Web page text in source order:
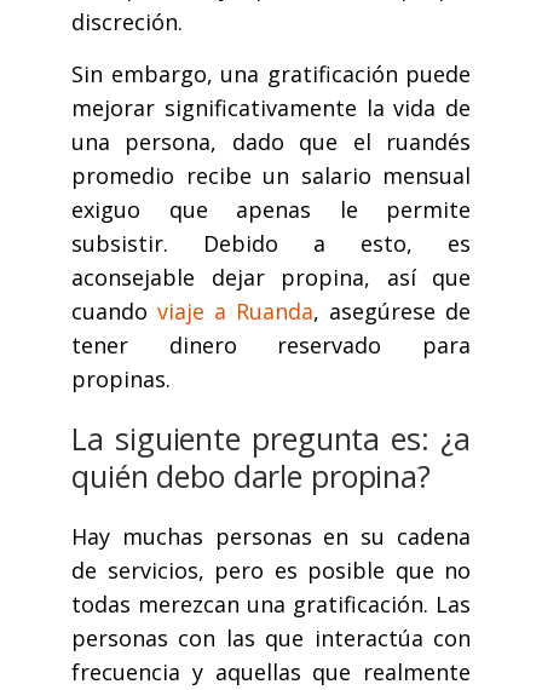
discreción.
Sin embargo, una gratificación puede
mejorar significativamente la vida de
una persona, dado que el ruandés
promedio recibe un salario mensual
exiguo que apenas le permite
subsistir. Debido a esto, es
aconsejable dejar propina, así que
cuando viaje a Ruanda, asegúrese de
tener dinero reservado para
propinas.
La siguiente pregunta es: ¿a
quién debo darle propina?
Hay muchas personas en su cadena
de servicios, pero es posible que no
todas merezcan una gratificación. Las
personas con las que interactúa con
frecuencia y aquellas que realmente